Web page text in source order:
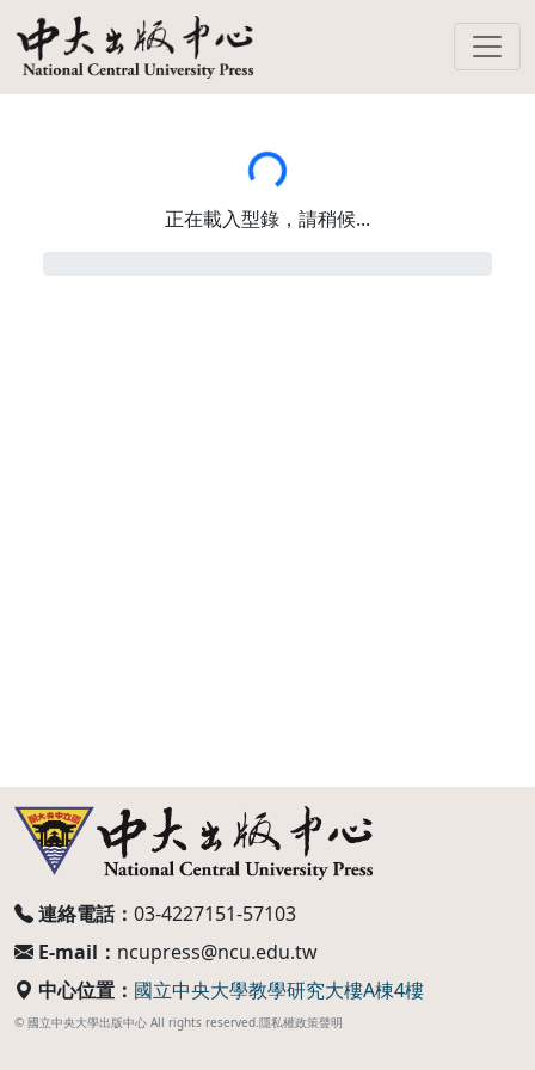
Loading...
正在載入型錄，請稍候...
連絡電話： 03-4227151-57103
E-mail： ncupress@ncu.edu.tw
中心位置： 國立中央大學教學研究大樓A棟4樓
© 國立中央大學出版中心 All rights reserved.隱私權政策聲明